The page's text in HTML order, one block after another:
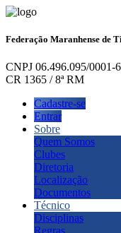
Federação Maranhense de
CNPJ 06.496.095/0001-
CR 1365 / 8ª RM
Cadastre-se
Entrar
Sobre
Quem Somos
Clubes
Diretoria
Localização
Documentos
Técnico
Disciplinas